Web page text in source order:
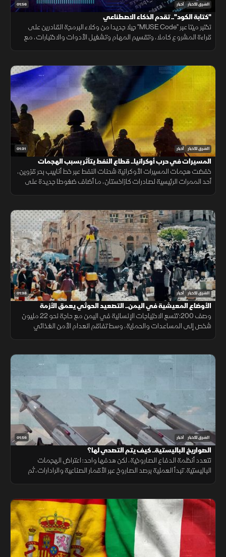
01:56 الشرق للأخبار أخبار
"كتابة الكود".. تقدم الذكاء الاصطناعي
تختبر ميتا عبر "MUSE Code" جيلا جديدا من وكلاء البرمجة القادرين على
قراءة المشروع كاملا، وتقسيم المهام وتشغيل الأدوات والاختبارات، مع
01:31 الشرق للأخبار أخبار
المسيرات في حرب أوكرانيا.. قطاع النفط يتأثر بسبب الهجمات
خفضت هجمات المسيرات الأوكرانية شحنات النفط عبر خط أنابيب بحر قزوين،
أحد الممرات الرئيسية لصادرات كازاخستان، ما أضاف ضغوطا جديدة على
01:38 الشرق للأخبار أخبار
الأوضاع المعيشية في اليمن.. التصعيد الحوثي يعمق الأزمة
وصف 200: تتسع الاحتياجات الإنسانية في اليمن مع حاجة نحو 22 مليون
شخص إلى المساعدات والحماية، وسط تفاقم انعدام الأمن الغذائي
01:56 الشرق للأخبار أخبار
الصواريخ الباليستية.. كيف يتم التصدي لها؟
تتعدد أنظمة الدفاع الصاروخية، لكن هدفها واحد: اعتراض الهجمات
الباليستية. تبدأ العملية برصد الصاروخ عبر الأقمار الصناعية والرادارات، ثم